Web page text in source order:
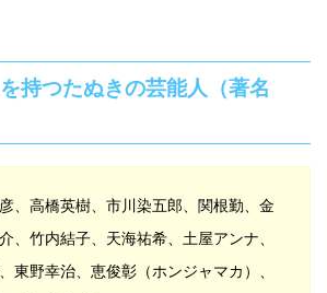
持つたぬきの芸能人（著名
、高橋英樹、市川染五郎、関根勤、金
、竹内結子、天海祐希、土屋アンナ、
東野幸治、恵俊彰（ホンジャマカ）、